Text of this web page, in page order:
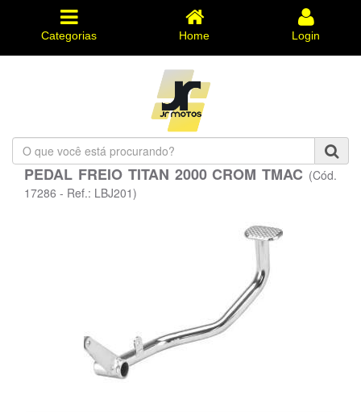
Categorias Home Login
O
que
você
está
PEDAL FREIO TITAN 2000 CROM TMAC (Cód.
17286 - Ref.: LBJ201)